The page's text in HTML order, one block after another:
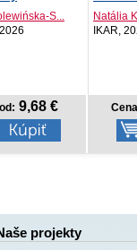
10,42 €
Natsuki
Crew,
projekty